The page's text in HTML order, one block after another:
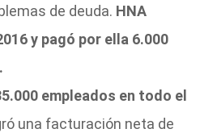
de deuda. HNA
y pagó por ella 6.000
empleados en todo el
una facturación neta de